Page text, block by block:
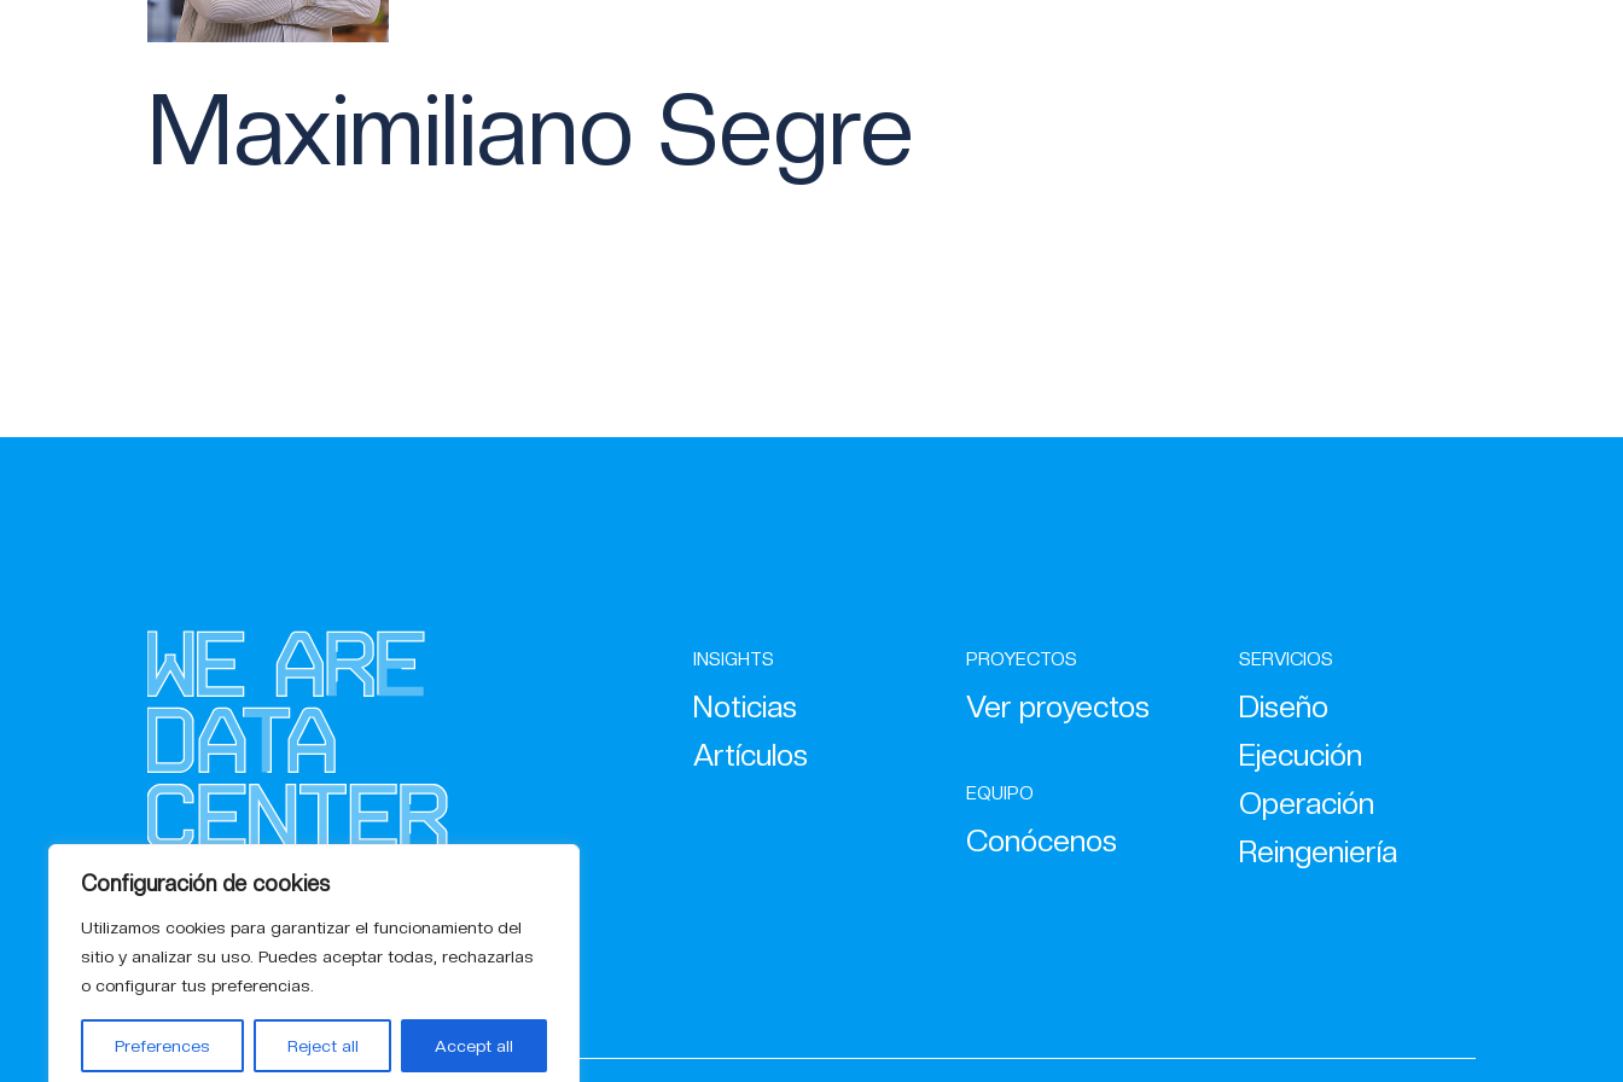
Configuración de cookies
Utilizamos cookies para garantizar el funcionamiento del
sitio y analizar su uso. Puedes aceptar todas, rechazarlas
o configurar tus preferencias.
Preferences Reject all Accept all
Maximiliano Segre
INSIGHTS
Noticias
Artículos
PROYECTOS
Ver proyectos
EQUIPO
Conócenos
SERVICIOS
Diseño
Ejecución
Operación
Reingeniería